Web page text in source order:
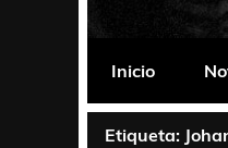
La
Inicio
Etiqueta: